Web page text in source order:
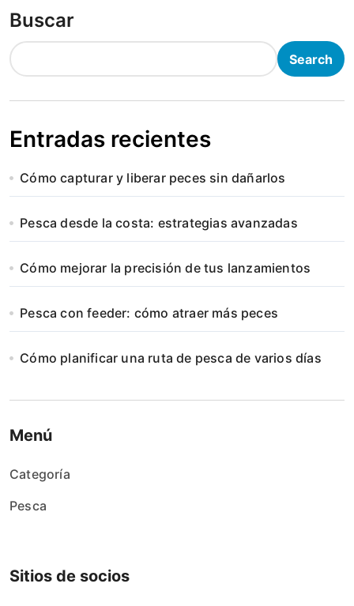
Buscar
Search
Entradas recientes
Cómo capturar y liberar peces sin dañarlos
Pesca desde la costa: estrategias avanzadas
Cómo mejorar la precisión de tus lanzamientos
Pesca con feeder: cómo atraer más peces
Cómo planificar una ruta de pesca de varios días
Menú
Categoría
Pesca
Sitios de socios